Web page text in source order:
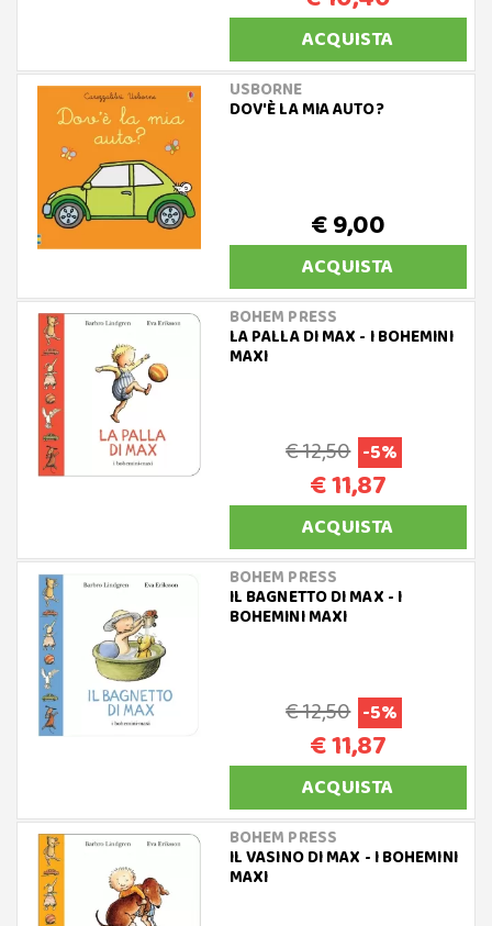
ACQUISTA
USBORNE
DOV'È LA MIA AUTO?
€ 9,00
ACQUISTA
BOHEM PRESS
LA PALLA DI MAX - I BOHEMINI
MAXI
€ 12,50 -5%
€ 11,87
ACQUISTA
BOHEM PRESS
IL BAGNETTO DI MAX - I
BOHEMINI MAXI
€ 12,50 -5%
€ 11,87
ACQUISTA
BOHEM PRESS
IL VASINO DI MAX - I BOHEMINI
MAXI